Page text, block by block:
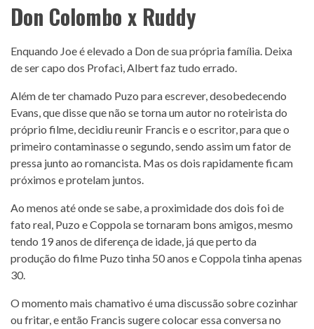
Don Colombo x Ruddy
Enquando Joe é elevado a Don de sua própria família. Deixa
de ser capo dos Profaci, Albert faz tudo errado.
Além de ter chamado Puzo para escrever, desobedecendo
Evans, que disse que não se torna um autor no roteirista do
próprio filme, decidiu reunir Francis e o escritor, para que o
primeiro contaminasse o segundo, sendo assim um fator de
pressa junto ao romancista. Mas os dois rapidamente ficam
próximos e protelam juntos.
Ao menos até onde se sabe, a proximidade dos dois foi de
fato real, Puzo e Coppola se tornaram bons amigos, mesmo
tendo 19 anos de diferença de idade, já que perto da
produção do filme Puzo tinha 50 anos e Coppola tinha apenas
30.
O momento mais chamativo é uma discussão sobre cozinhar
ou fritar, e então Francis sugere colocar essa conversa no